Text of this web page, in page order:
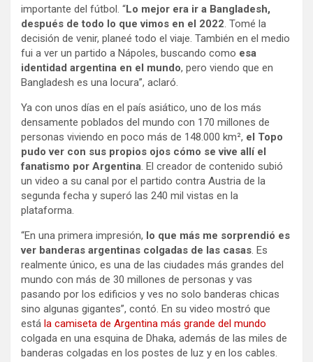
importante del fútbol. “Lo mejor era ir a Bangladesh,
después de todo lo que vimos en el 2022. Tomé la
decisión de venir, planeé todo el viaje. También en el medio
fui a ver un partido a Nápoles, buscando como esa
identidad argentina en el mundo, pero viendo que en
Bangladesh es una locura”, aclaró.
Ya con unos días en el país asiático, uno de los más
densamente poblados del mundo con 170 millones de
personas viviendo en poco más de 148.000 km², el Topo
pudo ver con sus propios ojos cómo se vive allí el
fanatismo por Argentina. El creador de contenido subió
un video a su canal por el partido contra Austria de la
segunda fecha y superó las 240 mil vistas en la
plataforma.
“En una primera impresión, lo que más me sorprendió es
ver banderas argentinas colgadas de las casas. Es
realmente único, es una de las ciudades más grandes del
mundo con más de 30 millones de personas y vas
pasando por los edificios y ves no solo banderas chicas
sino algunas gigantes”, contó. En su video mostró que
está la camiseta de Argentina más grande del mundo
colgada en una esquina de Dhaka, además de las miles de
banderas colgadas en los postes de luz y en los cables.